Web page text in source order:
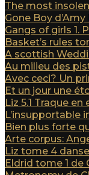
The most
Gone Boy
Gangs of girls 1.
Basket’s rules
A scottish
Au milieu des
Avec ceci? Un
Et un jour une
Liz 5.1 Traque
L’insupportable
Bien plus forte
Arte corpus:
Liz tome 4
Eldrid tome 1 de